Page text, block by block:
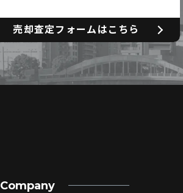
売却査定フォームはこちら
Company